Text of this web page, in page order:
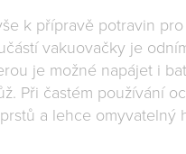
k přípravě potravin
vakuovačky je
je možné napájet i
Při častém používání
a lehce omyvatelný